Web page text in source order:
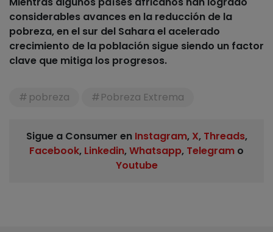
considerables avances en la reducción de la
pobreza, en el sur del Sahara el acelerado
crecimiento de la población sigue siendo un factor
clave que mitiga los progresos.
pobreza Pobreza Extrema
Sigue a Consumer en Instagram, X, Threads,
Facebook, Linkedin,Whatsapp, Telegram o
Youtube